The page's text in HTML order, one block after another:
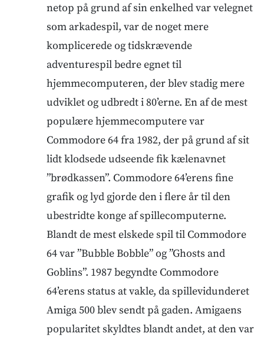
netop på grund af sin enkelhed var velegnet
som arkadespil, var de noget mere
komplicerede og tidskrævende
adventurespil bedre egnet til
hjemmecomputeren, der blev stadig mere
udviklet og udbredt i 80’erne. En af de mest
populære hjemmecomputere var
Commodore 64 fra 1982, der på grund af sit
lidt klodsede udseende fik kælenavnet
”brødkassen”. Commodore 64’erens fine
grafik og lyd gjorde den i flere år til den
ubestridte konge af spillecomputerne.
Blandt de mest elskede spil til Commodore
64 var ”Bubble Bobble” og ”Ghosts and
Goblins”. 1987 begyndte Commodore
64’erens status at vakle, da spillevidunderet
Amiga 500 blev sendt på gaden. Amigaens
popularitet skyldtes blandt andet, at den var